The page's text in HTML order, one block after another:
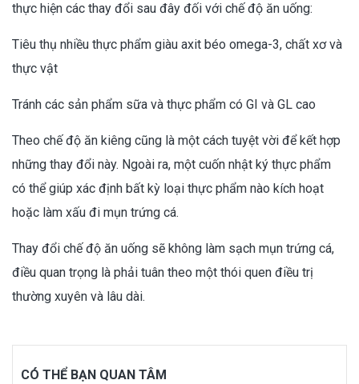
thực hiện các thay đổi sau đây đối với chế độ ăn uống:
Tiêu thụ nhiều thực phẩm giàu axit béo omega-3, chất xơ và
thực vật
Tránh các sản phẩm sữa và thực phẩm có GI và GL cao
Theo chế độ ăn kiêng cũng là một cách tuyệt vời để kết hợp
những thay đổi này. Ngoài ra, một cuốn nhật ký thực phẩm
có thể giúp xác định bất kỳ loại thực phẩm nào kích hoạt
hoặc làm xấu đi mụn trứng cá.
Thay đổi chế độ ăn uống sẽ không làm sạch mụn trứng cá,
điều quan trọng là phải tuân theo một thói quen điều trị
thường xuyên và lâu dài.
CÓ THỂ BẠN QUAN TÂM